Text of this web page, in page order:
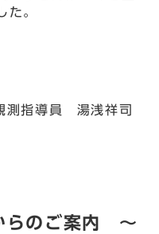
た。
測指導員 湯浅祥司
らのご案内 ～